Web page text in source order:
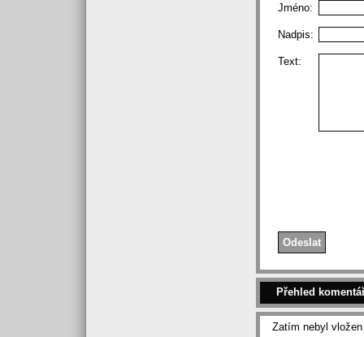
Jméno:
Nadpis:
Text:
Přehled
Zatím nebyl